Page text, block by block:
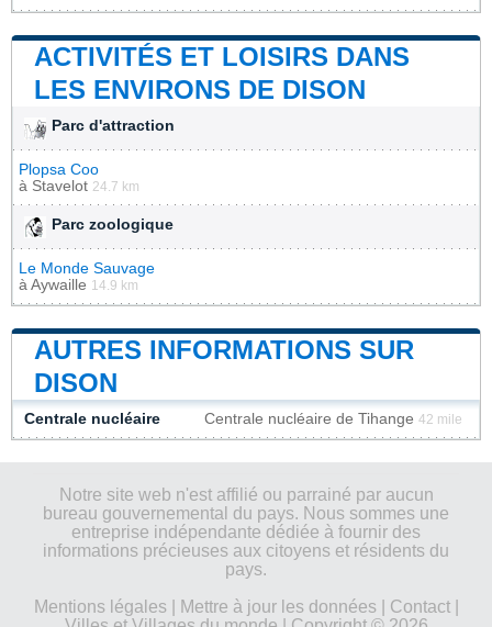
ACTIVITÉS ET LOISIRS DANS
LES ENVIRONS DE DISON
Parc d'attraction
Plopsa Coo
à Stavelot 24.7 km
Parc zoologique
Le Monde Sauvage
à Aywaille 14.9 km
AUTRES INFORMATIONS SUR
DISON
Centrale nucléaire Centrale nucléaire de Tihange 42 mile
Notre site web n'est affilié ou parrainé par aucun
bureau gouvernemental du pays. Nous sommes une
entreprise indépendante dédiée à fournir des
informations précieuses aux citoyens et résidents du
pays.
Mentions légales| Mettre à jour les données| Contact|